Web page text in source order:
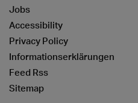
Jobs
Accessibility
Privacy Policy
Informationserklärungen
Feed Rss
Sitemap